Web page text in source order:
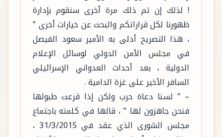
! لذلك إن تم ذلك مرة أخرى سنقوم بإدارة
ظهورنا لكل قراراتكم والبحث عن خيارات أخرى ”
، هذا التصريح أدلى به الأمير سعود الفيصل
في مجلس الأمن الدولي لوسائل الإعلام
الدولية ، بعد أحداث العدواني الإسرائيلي
السافر الأخير على غزة الدامية .
– ” لسنا دعاة حرب ولكن إذا قرعت طبولها
فنحن جاهزون لها ” ، قالها في كلمته باجتماع
مجلس الشورى الذي عقد في 31/3/2015 ،